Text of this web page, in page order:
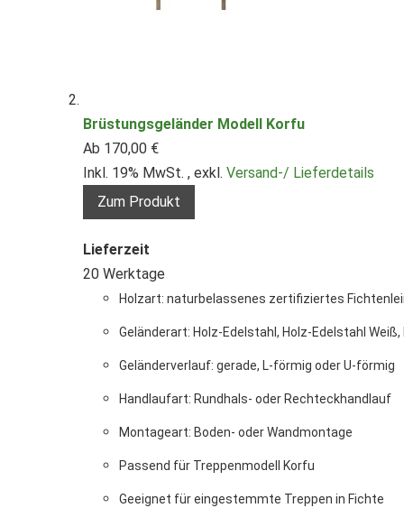
Brüstungsgeländer Modell Korfu
Ab 170,00 €
Inkl. 19% MwSt. , exkl. Versand-/ Lieferdetails
Zum Produkt
Lieferzeit
20 Werktage
Holzart: naturbelassenes zertifiziertes
Geländerart: Holz-Edelstahl, Holz-Edelstahl
Geländerverlauf: gerade, L-förmig oder U-förmig
Handlaufart: Rundhals- oder Rechteckhandlauf
Montageart: Boden- oder Wandmontage
Passend für Treppenmodell Korfu
Geeignet für eingestemmte Treppen in Fichte